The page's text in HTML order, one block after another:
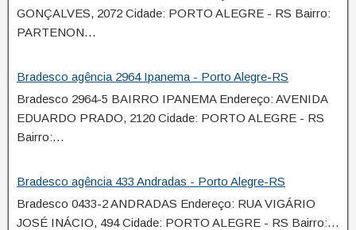
GONÇALVES, 2072 Cidade: PORTO ALEGRE - RS Bairro:
PARTENON…
Bradesco agência 2964 Ipanema - Porto Alegre-RS
Bradesco 2964-5 BAIRRO IPANEMA Endereço: AVENIDA
EDUARDO PRADO, 2120 Cidade: PORTO ALEGRE - RS
Bairro:…
Bradesco agência 433 Andradas - Porto Alegre-RS
Bradesco 0433-2 ANDRADAS Endereço: RUA VIGÁRIO
JOSÉ INÁCIO, 494 Cidade: PORTO ALEGRE - RS Bairro:…